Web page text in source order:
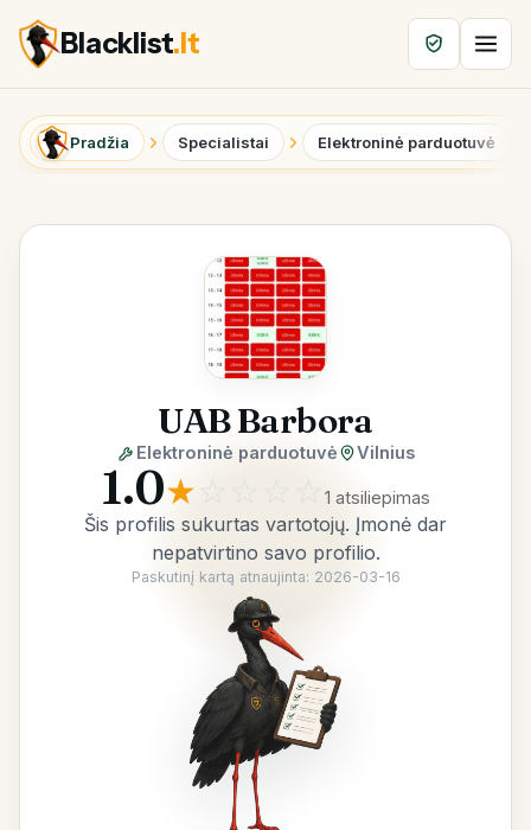
Blacklist.lt
Pradžia Specialistai Elektroninė parduotuvė
UAB Barbora
Elektroninė parduotuvė Vilnius
1.0★ ☆ ☆ 1 atsiliepimas
Šis profilis sukurtas vartotojų. Įmonė dar
nepatvirtino savo profilio.
Paskutinį kartą atnaujinta: 2026-03-16